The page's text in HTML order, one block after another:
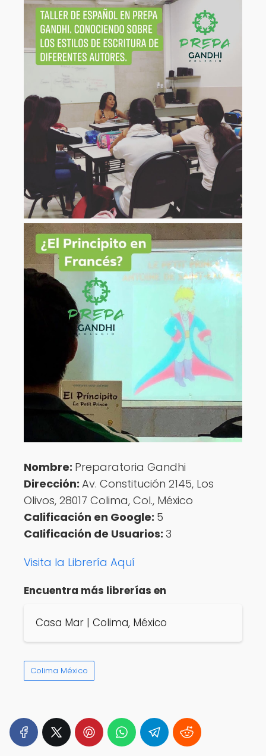
Nombre: Preparatoria Gandhi
Dirección: Av. Constitución 2145, Los
Olivos, 28017 Colima, Col., México
Calificación en Google: 5
Calificación de Usuarios: 3
Visita la Librería Aquí
Encuentra más librerías en
Casa Mar | Colima, México
Colima México